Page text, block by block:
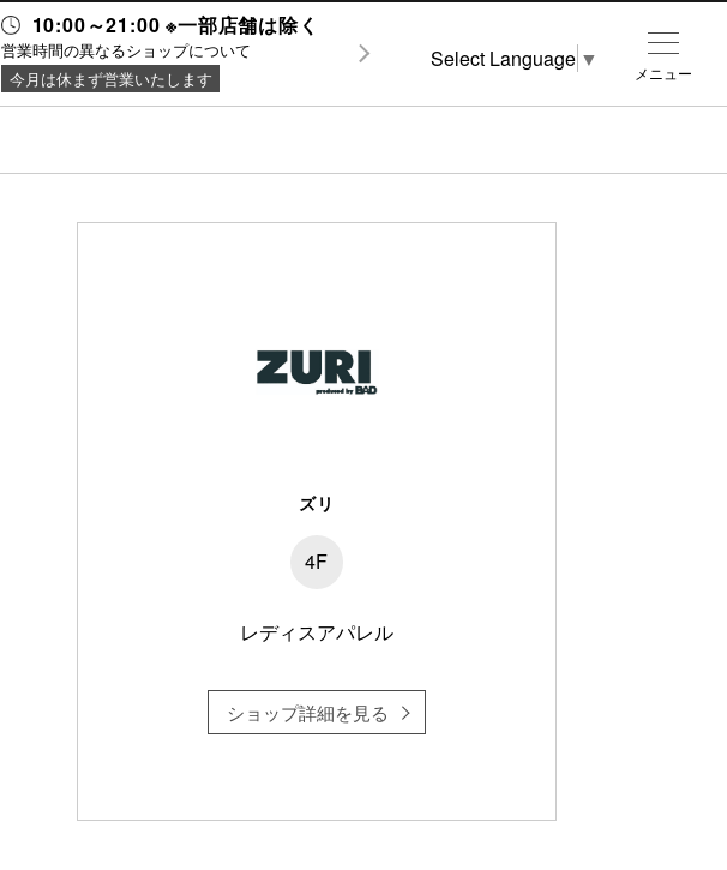
10:00～21:00 ※一部店舗は除く
営業時間の異なるショップについて
今月は休まず営業いたします
ズリ
4F
レディスアパレル
ショップ詳細を見る
メニュー
Select Language ▼